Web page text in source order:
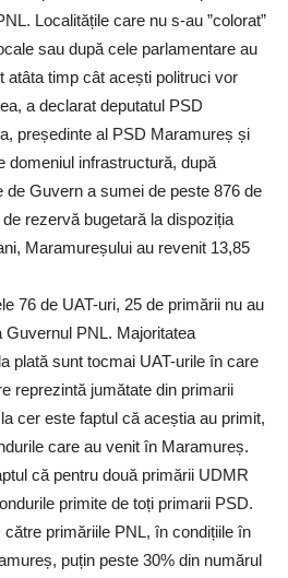
Localitățile care nu s-au ”colorat”
sau după cele parlamentare au
atâta timp cât acești politruci vor
a declarat deputatul PSD
președinte al PSD Maramureș și
domeniul infrastructură, după
de Guvern a sumei de peste 876 de
rezervă bugetară la dispoziția
Maramureșului au revenit 13,85
76 de UAT-uri, 25 de primării nu au
Guvernul PNL. Majoritatea
plată sunt tocmai UAT-urile în care
reprezintă jumătate din primarii
cer este faptul că aceștia au primit,
care au venit în Maramureș.
că pentru două primării UDMR
primite de toți primarii PSD.
primăriile PNL, în condițiile în
puțin peste 30% din numărul